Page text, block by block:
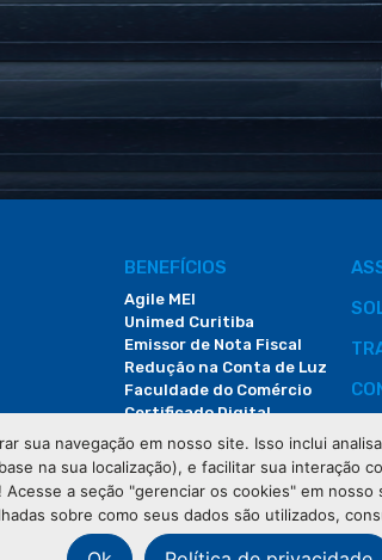
BENEFÍCIOS
Agile MEI
Unimed Curitiba
Emissor de Nota Fiscal
Redução na Conta de Luz
Faculdade do Comércio
Certificado Digital
sua navegação em nosso site. Isso inclui
na sua localização), e facilitar sua interação
a seção "gerenciar os cookies" em
sobre como seus dados são utilizados,